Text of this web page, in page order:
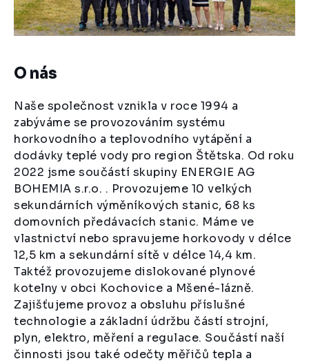
O nás
Naše společnost vznikla v roce 1994 a
zabýváme se provozováním systému
horkovodního a teplovodního vytápění a
dodávky teplé vody pro region Štětska. Od roku
2022 jsme součástí skupiny ENERGIE AG
BOHEMIA s.r.o. . Provozujeme 10 velkých
sekundárních výměníkových stanic, 68 ks
domovních předávacích stanic. Máme ve
vlastnictví nebo spravujeme horkovody v délce
12,5 km a sekundární sítě v délce 14,4 km.
Taktéž provozujeme dislokované plynové
kotelny v obci Kochovice a Mšené-lázně.
Zajišťujeme provoz a obsluhu příslušné
technologie a základní údržbu částí strojní,
plyn, elektro, měření a regulace. Součástí naší
činnosti jsou také odečty měřičů tepla a